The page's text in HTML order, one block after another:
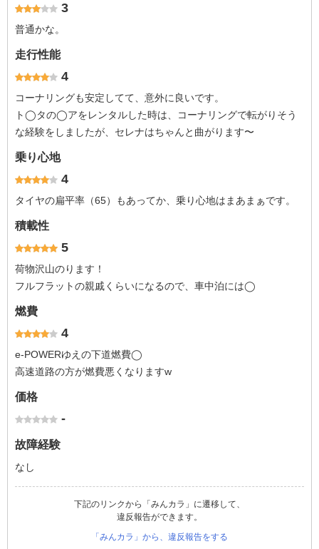
3
普通かな。
走行性能
4
コーナリングも安定してて、意外に良いです。
ト◯タの◯アをレンタルした時は、コーナリングで転がりそう
な経験をしましたが、セレナはちゃんと曲がります〜
乗り心地
4
タイヤの扁平率（65）もあってか、乗り心地はまあまぁです。
積載性
5
荷物沢山のります！
フルフラットの親戚くらいになるので、車中泊には◯
燃費
4
e-POWERゆえの下道燃費◯
高速道路の方が燃費悪くなりますw
価格
-
故障経験
なし
下記のリンクから「みんカラ」に遷移して、
違反報告ができます。
「みんカラ」から、違反報告をする